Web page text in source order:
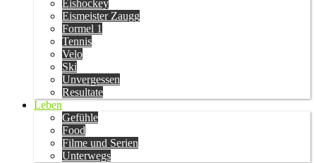
Eishockey
Eismeister Zaugg
Formel 1
Tennis
Velo
Ski
Unvergessen
Resultate
Leben
Gefühle
Food
Filme und Serien
Unterwegs